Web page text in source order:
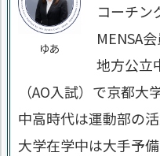
ゆあ
コーチン
MENSA
地方公立
（AO入試）で京都
中高時代は運動部の
大学在学中は大手予